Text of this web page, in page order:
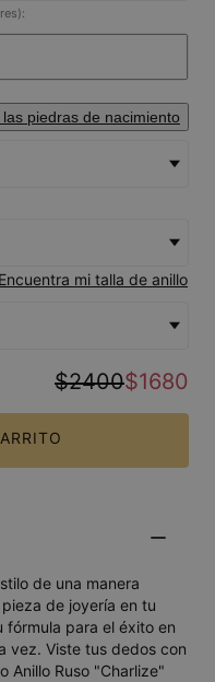
piedras de nacimiento
Encuentra mi talla de anillo
$2400$1680
de una manera
de joyería en tu
fórmula para el éxito en
vez. Viste tus dedos con
Anillo Ruso "Charlize"